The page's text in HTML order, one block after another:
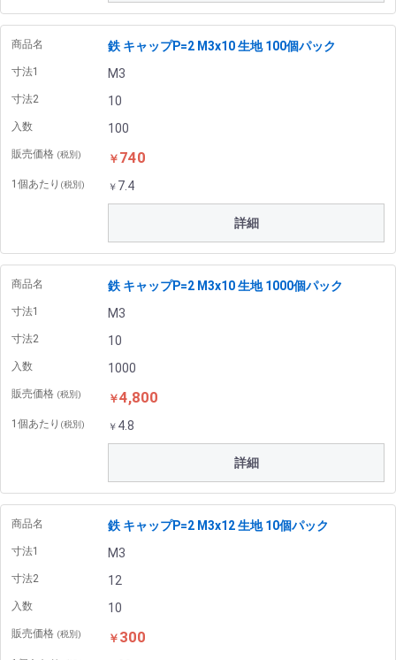
商品名 鉄 キャップP=2 M3x10 生地 100個パック
寸法1 M3
寸法2 10
入数 100
販売価格 (税別) ￥ 740
1個あたり (税別) ￥ 7.4
詳細
商品名 鉄 キャップP=2 M3x10 生地 1000個パック
寸法1 M3
寸法2 10
入数 1000
販売価格 (税別) ￥4,800
1個あたり (税別) ￥ 4.8
詳細
商品名 鉄 キャップP=2 M3x12 生地 10個パック
寸法1 M3
寸法2 12
入数 10
販売価格 (税別) ￥ 300